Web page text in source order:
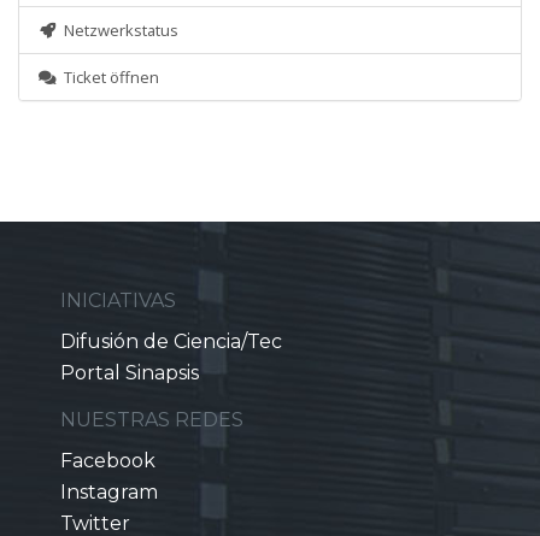
Netzwerkstatus
Ticket öffnen
INICIATIVAS
Difusión de Ciencia/Tec
Portal Sinapsis
NUESTRAS REDES
Facebook
Instagram
Twitter